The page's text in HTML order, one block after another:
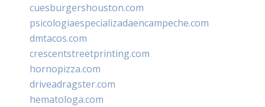
cuesburgershouston.com
psicologiaespecializadaencampeche.com
dmtacos.com
crescentstreetprinting.com
hornopizza.com
driveadragster.com
hematologa.com